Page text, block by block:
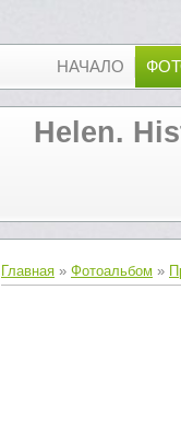
НАЧАЛО
Helen.
Главная » Фотоальбом »